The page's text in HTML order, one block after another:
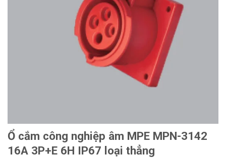
Ổ cắm công nghiệp âm MPE MPN-3142
16A 3P+E 6H IP67 loại thẳng